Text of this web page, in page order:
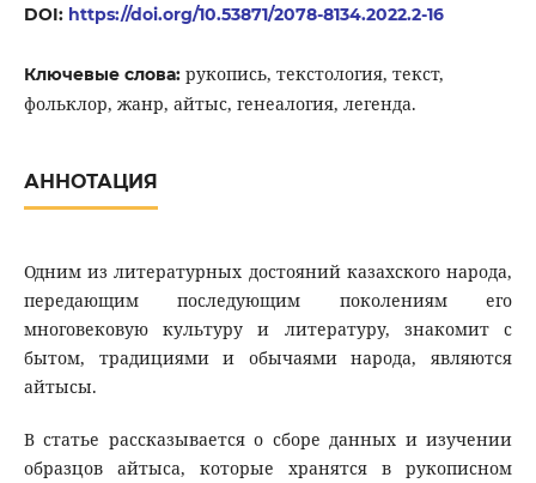
DOI: https://doi.org/10.53871/2078-8134.2022.2-16
Ключевые слова: рукопись, текстология, текст,
фольклор, жанр, айтыс, генеалогия, легенда.
АННОТАЦИЯ
Одним из литературных достояний казахского народа,
передающим последующим поколениям его
многовековую культуру и литературу, знакомит с
бытом, традициями и обычаями народа, являются
айтысы.
В статье рассказывается о сборе данных и изучении
образцов айтыса, которые хранятся в рукописном